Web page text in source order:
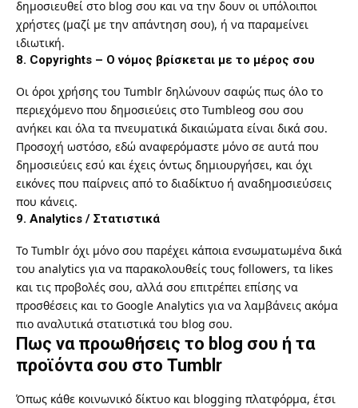
δημοσιευθεί στο blog σου και να την δουν οι υπόλοιποι
χρήστες (μαζί με την απάντηση σου), ή να παραμείνει
ιδιωτική.
8. Copyrights – Ο νόμος βρίσκεται με το μέρος σου
Οι όροι χρήσης του Tumblr δηλώνουν σαφώς πως όλο το
περιεχόμενο που δημοσιεύεις στο Tumbleog σου σου
ανήκει και όλα τα πνευματικά δικαιώματα είναι δικά σου.
Προσοχή ωστόσο, εδώ αναφερόμαστε μόνο σε αυτά που
δημοσιεύεις εσύ και έχεις όντως δημιουργήσει, και όχι
εικόνες που παίρνεις από το διαδίκτυο ή αναδημοσιεύσεις
που κάνεις.
9. Analytics / Στατιστικά
Το Tumblr όχι μόνο σου παρέχει κάποια ενσωματωμένα δικά
του analytics για να παρακολουθείς τους followers, τα likes
και τις προβολές σου, αλλά σου επιτρέπει επίσης να
προσθέσεις και το Google Analytics για να λαμβάνεις ακόμα
πιο αναλυτικά στατιστικά του blog σου.
Πως να προωθήσεις το blog σου ή τα
προϊόντα σου στο Tumblr
Όπως κάθε κοινωνικό δίκτυο και blogging πλατφόρμα, έτσι